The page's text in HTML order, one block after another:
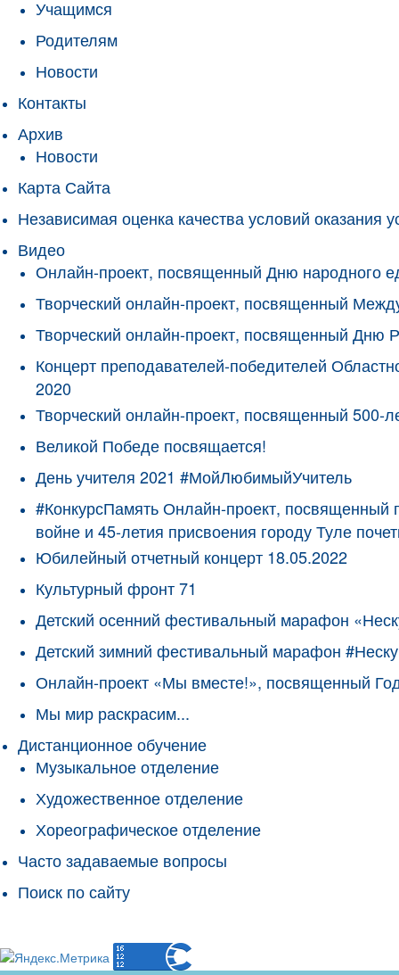
Учащимся
Родителям
Новости
Контакты
Архив
Новости
Карта Сайта
Независимая оценка качества условий оказания
Видео
Онлайн-проект, посвященный Дню народного
Творческий онлайн-проект, посвященный
Творческий онлайн-проект, посвященный Дню
Концерт преподавателей-победителей
2020
Творческий онлайн-проект, посвященный 500-
Великой Победе посвящается!
День учителя 2021 #МойЛюбимыйУчитель
#КонкурсПамять Онлайн-проект,
войне и 45-летия присвоения городу Туле
Юбилейный отчетный концерт 18.05.2022
Культурный фронт 71
Детский осенний фестивальный марафон
Детский зимний фестивальный марафон
Онлайн-проект «Мы вместе!», посвященный
Мы мир раскрасим...
Дистанционное обучение
Музыкальное отделение
Художественное отделение
Хореографическое отделение
Часто задаваемые вопросы
Поиск по сайту